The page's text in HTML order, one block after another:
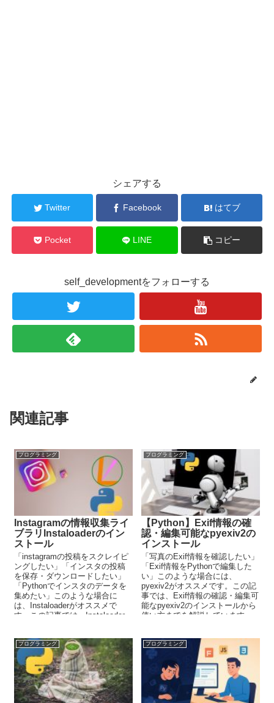
シェアする
Twitter Facebook はてブ
Pocket LINE コピー
self_developmentをフォローする
関連記事
プログラミング
Instagramの情報収集ライ
ブラリInstaloaderのイン
ストール
「instagramの投稿をスクレイピ
ングしたい」「インスタの投稿
を保存・ダウンロードしたい」
「Pythonでインスタのデータを
集めたい」このような場合に
は、Instaloaderがオススメで
す。この記事では、Instaloader
プログラミング
【Python】Exif情報の確
認・編集可能なpyexiv2の
インストール
「写真のExif情報を確認したい」
「Exif情報をPythonで編集した
い」このような場合には、
pyexiv2がオススメです。この記
事では、Exif情報の確認・編集可
能なpyexiv2のインストールから
使い方までを解説しています。
プログラミング プログラミング